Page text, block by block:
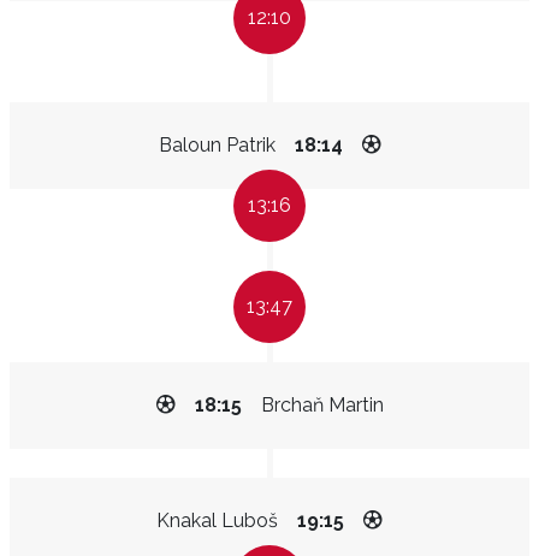
12:10
Baloun Patrik 18:14
13:16
13:47
Brchaň Martin
18:15
Knakal Luboš 19:15